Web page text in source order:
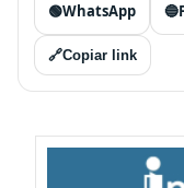
🟢WhatsApp 🔵
🔗Copiar link